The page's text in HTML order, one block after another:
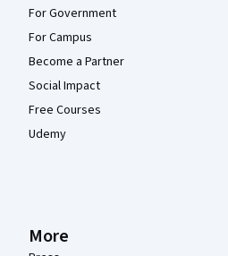
For Government
For Campus
Become a Partner
Social Impact
Free Courses
Udemy
More